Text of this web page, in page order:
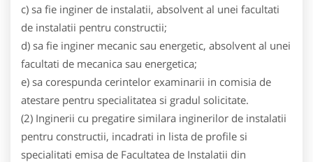
c) sa fie inginer de instalatii, absolvent al unei facultati
de instalatii pentru constructii;
d) sa fie inginer mecanic sau energetic, absolvent al unei
facultati de mecanica sau energetica;
e) sa corespunda cerintelor examinarii in comisia de
atestare pentru specialitatea si gradul solicitate.
(2) Inginerii cu pregatire similara inginerilor de instalatii
pentru constructii, incadrati in lista de profile si
specialitati emisa de Facultatea de Instalatii din